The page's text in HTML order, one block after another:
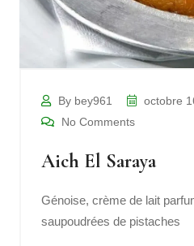
By bey961
octobre
No Comments
Aich El Saraya
Génoise, crème de lait
saupoudrées de pistaches